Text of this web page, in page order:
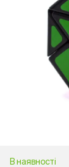
В наявності